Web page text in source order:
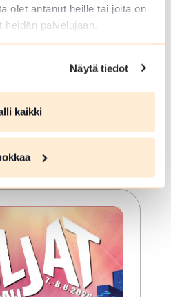
olet antanut heille tai joita on
palvelujaan.
Näytä tiedot
kaikki
FORSSAN
Forssan Holjat-
suurtapahtumaksi
HOLJAT 2026: Silver VIP